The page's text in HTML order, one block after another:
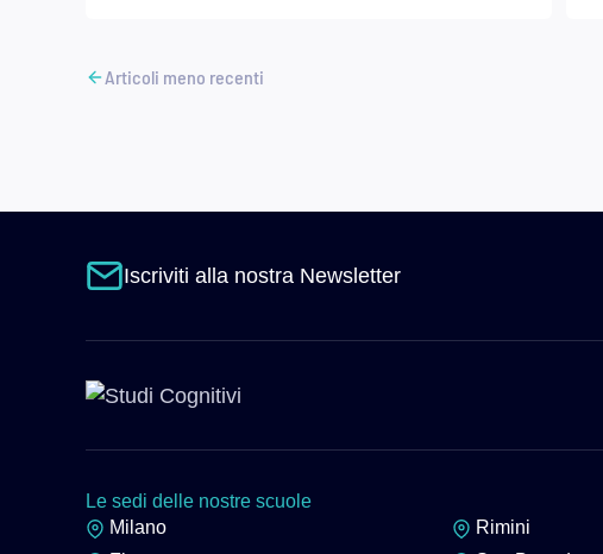
Navigazione
Articoli meno recenti
Iscriviti alla nostra Newsletter
Le sedi delle nostre scuole
Milano
Rimini